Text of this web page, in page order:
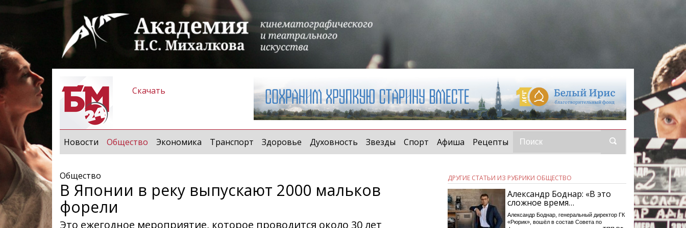
Скачать
Новости Общество (current)
Экономика Транспорт Здоровье Духовность Звезды Спорт Афиша Рецепты
Общество
В Японии в реку выпускают 2000 мальков
форели
Это ежегодное мероприятие, которое проводится около 30 лет
ДРУГИЕ СТАТЬИ ИЗ РУБРИКИ ОБЩЕСТВО
Александр Боднар: «В это
сложное время…
Александр Боднар, генеральный директор ГК
«Рюрик», вошёл в состав Совета по